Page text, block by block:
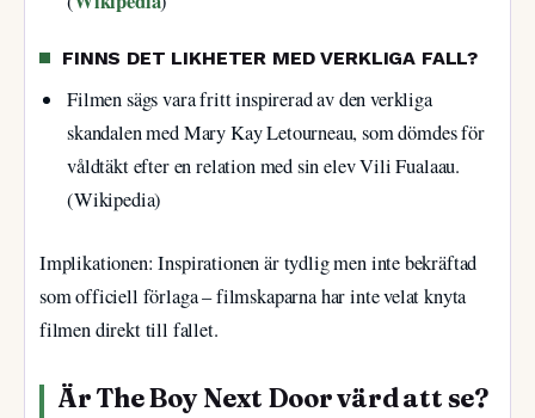
FINNS DET LIKHETER MED VERKLIGA FALL?
Filmen sägs vara fritt inspirerad av den verkliga
skandalen med Mary Kay Letourneau, som dömdes för
våldtäkt efter en relation med sin elev Vili Fualaau.
(Wikipedia)
Implikationen: Inspirationen är tydlig men inte bekräftad
som officiell förlaga – filmskaparna har inte velat knyta
filmen direkt till fallet.
Är The Boy Next Door värd att se?